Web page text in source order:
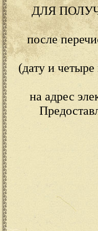
ДЛЯ
после
(дату и
на адрес